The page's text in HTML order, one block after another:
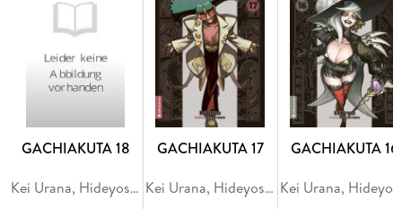
GACHIAKUTA 18
Kei Urana, Hideyoshi Andou
GACHIAKUTA 17
Kei Urana, Hideyoshi Andou
GACHIAKUTA 16